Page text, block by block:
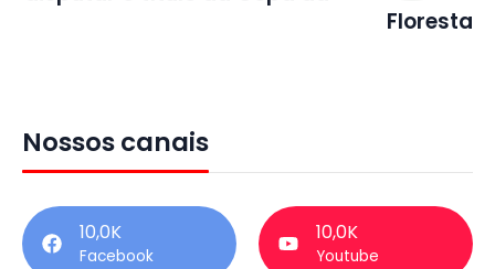
Floresta
Nossos canais
10,0K
Facebook
10,0K
Youtube